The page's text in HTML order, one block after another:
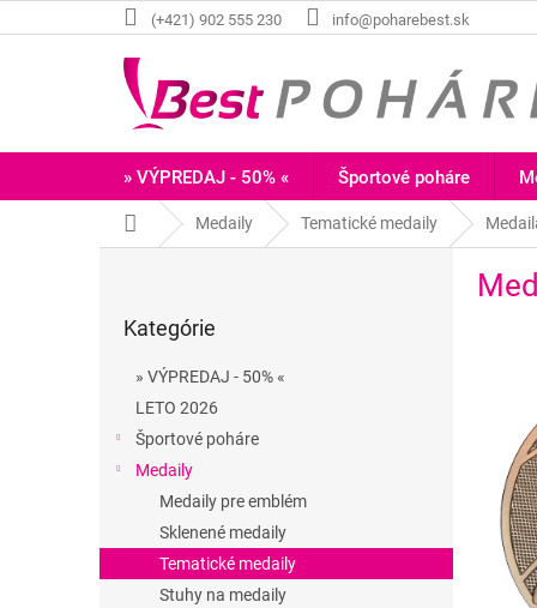
na
(+421) 902 555 230 info@poharebest.sk
» VÝPREDAJ - 50% « Športové poháre
DomovMedaily Tematické medaily
kategórie
Kategórie
» VÝPREDAJ - 50% «
LETO 2026
Športové poháre
Medaily
Medaily pre emblém
Sklenené medaily
Tematické medaily
Stuhy na medaily